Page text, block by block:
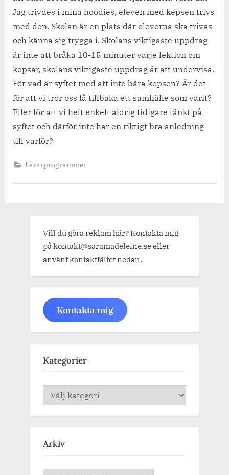
Jag trivdes i mina hoodies, eleven med kepsen trivs
med den. Skolan är en plats där eleverna ska trivas
och känna sig trygga i. Skolans viktigaste uppdrag
är inte att bråka 10-15 minuter varje lektion om
kepsar, skolans viktigaste uppdrag är att undervisa.
För vad är syftet med att inte bära kepsen? Är det
för att vi tror oss få tillbaka ett samhälle som varit?
Eller för att vi helt enkelt aldrig tidigare tänkt på
syftet och därför inte har en riktigt bra anledning
till varför?
Lärarprogrammet
Vill du göra reklam här? Kontakta mig
på kontakt@saramadeleine.se eller
använt kontaktfältet nedan.
Kontakta mig
Kategorier
Kategorier
Arkiv